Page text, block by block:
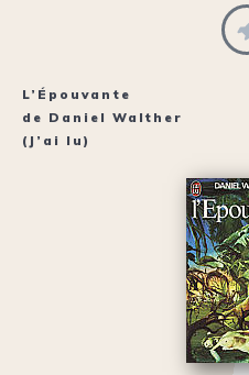
L’Épouvante
de Daniel Walther
(J’ai lu)